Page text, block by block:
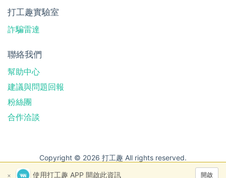
× 使用打工趣 APP 開啟此資訊 開啟
打工趣實驗室
詐騙雷達
聯絡我們
幫助中心
建議與問題回報
粉絲團
合作洽談
Copyright © 2026 打工趣 All rights reserved.